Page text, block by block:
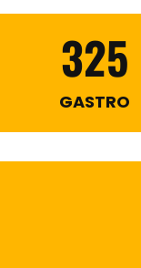
325
GASTRO